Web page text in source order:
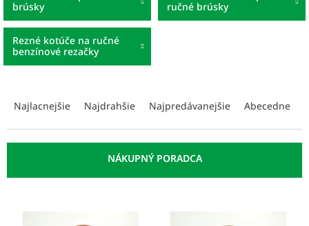
brúsky
ručné brúsky
Rezné kotúče na ručné
benzínové rezačky
e
n
e
Najlacnejšie Najdrahšie Najpredávanejšie Abecedne